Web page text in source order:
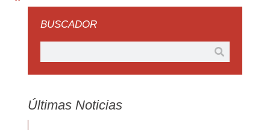
BUSCADOR
Últimas Noticias